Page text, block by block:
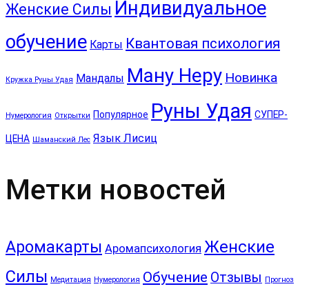
Женские Силы Индивидуальное
обучение Карты Квантовая психология
Кружка Руны Удая Мандалы Ману Неру Новинка
Нумерология Открытки Популярное Руны Удая СУПЕР-
ЦЕНА Шаманский Лес Язык Лисиц
Метки новостей
Аромакарты Аромапсихология Женские
Силы Медитация Нумерология Обучение Отзывы Прогноз